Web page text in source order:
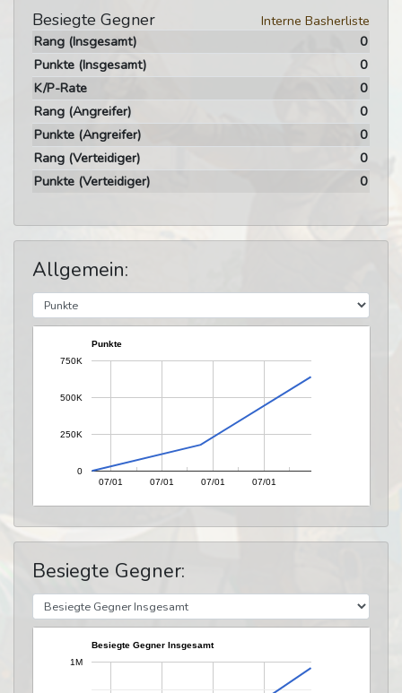
Besiegte Gegner
Interne Basherliste
Rang (Insgesamt)
0
Punkte (Insgesamt)
0
K/P-Rate
0
Rang (Angreifer)
0
Punkte (Angreifer)
0
Rang (Verteidiger)
0
Punkte (Verteidiger)
0
Allgemein:
Punkte
07/01 07/01 07/01 07/01
0
250K
500K
750K
Besiegte Gegner:
Besiegte Gegner Insgesamt
1M